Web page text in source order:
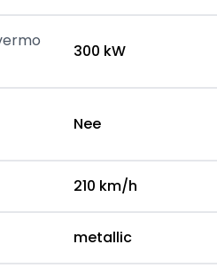
300 kW
Nee
210 km/h
metallic